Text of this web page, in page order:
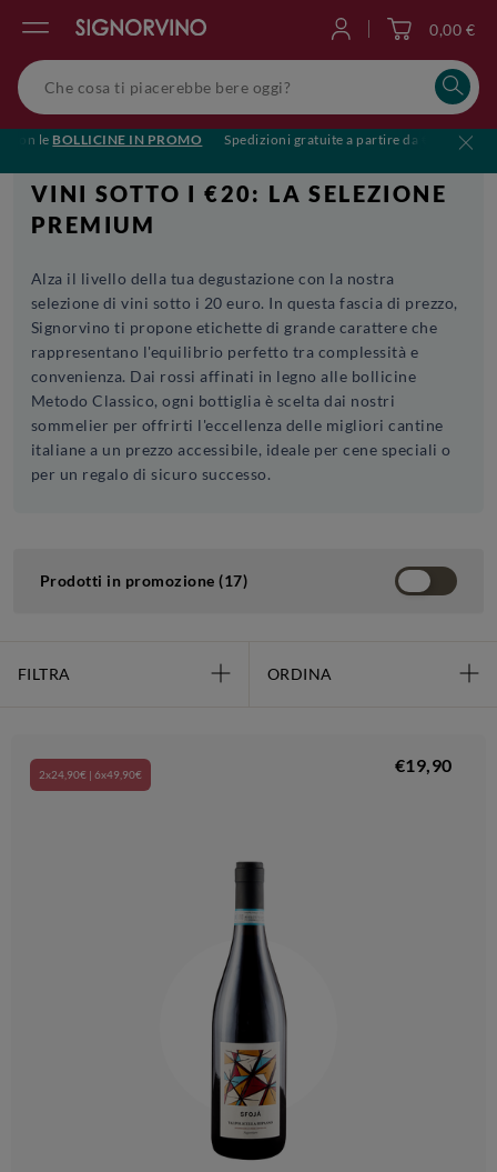
leBOLLICINE IN PROMO Spedizioni gratuite a partire da €119
0,00 €
VINI SOTTO I €20: LA SELEZIONE
PREMIUM
Alza il livello della tua degustazione con la nostra
selezione di vini sotto i 20 euro. In questa fascia di prezzo,
Signorvino ti propone etichette di grande carattere che
rappresentano l'equilibrio perfetto tra complessità e
convenienza. Dai rossi affinati in legno alle bollicine
Metodo Classico, ogni bottiglia è scelta dai nostri
sommelier per offrirti l'eccellenza delle migliori cantine
italiane a un prezzo accessibile, ideale per cene speciali o
per un regalo di sicuro successo.
Prodotti in promozione (17)
FILTRA ORDINA
2x24,90€ | 6x49,90€ €19,90